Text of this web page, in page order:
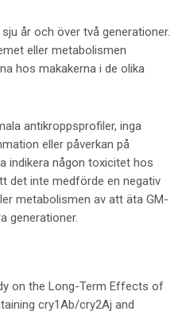
år och över två generationer.
eller metabolismen
hos makakerna i de olika
antikroppsprofiler, inga
eller påverkan på
indikera någon toxicitet hos
det inte medförde en negativ
metabolismen av att äta GM-
generationer.
on the Long-Term Effects of
cry1Ab/cry2Aj and